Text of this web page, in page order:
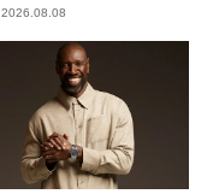
2026.08.08